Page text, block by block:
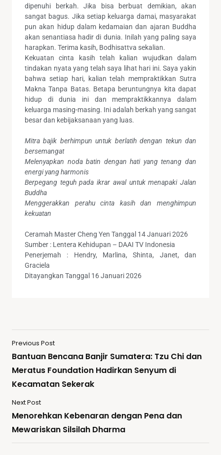
dipenuhi berkah. Jika bisa berbuat demikian, akan
sangat bagus. Jika setiap keluarga damai, masyarakat
pun akan hidup dalam kedamaian dan ajaran Buddha
akan senantiasa hadir di dunia. Inilah yang paling saya
harapkan. Terima kasih, Bodhisattva sekalian.
Kekuatan cinta kasih telah kalian wujudkan dalam
tindakan nyata yang telah saya lihat hari ini. Saya yakin
bahwa setiap hari, kalian telah mempraktikkan Sutra
Makna Tanpa Batas. Betapa beruntungnya kita dapat
hidup di dunia ini dan mempraktikkannya dalam
keluarga masing-masing. Ini adalah berkah yang sangat
besar dan kebijaksanaan yang luas.
Mitra bajik berhimpun untuk berlatih dengan tekun dan
bersemangat
Melenyapkan noda batin dengan hati yang tenang dan
energi yang harmonis
Berpegang teguh pada ikrar awal untuk menapaki Jalan
Buddha
Menggerakkan perahu cinta kasih dan menghimpun
kekuatan
Ceramah Master Cheng Yen Tanggal 14 Januari 2026
Sumber : Lentera Kehidupan – DAAI TV Indonesia
Penerjemah : Hendry, Marlina, Shinta, Janet, dan
Graciela
Ditayangkan Tanggal 16 Januari 2026
Previous Post
Bantuan Bencana Banjir Sumatera: Tzu Chi dan
Meratus Foundation Hadirkan Senyum di
Kecamatan Sekerak
Next Post
Menorehkan Kebenaran dengan Pena dan
Mewariskan Silsilah Dharma